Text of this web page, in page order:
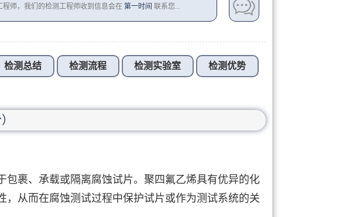
程师，我们的检测工程师收到信息会在第一时间 联系您...
检测总结 检测流程 检测实验室 检测优势
裹、承载或隔离腐蚀试片。聚四氟乙烯具有优异的化
从而在腐蚀测试过程中保护试片或作为测试系统的关